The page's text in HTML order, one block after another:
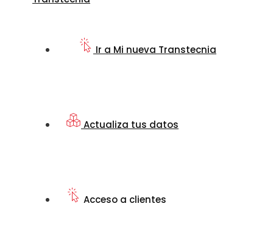
Ir a Mi nueva Transtecnia
Actualiza tus datos
Acceso a clientes